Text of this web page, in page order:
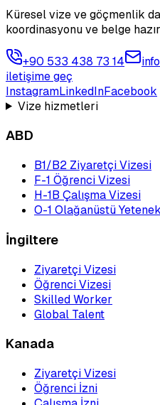
Küresel vize ve göçmenlik
koordinasyonu ve belge
+90 533 438 73 14
iletişime geç
InstagramLinkedInFacebook
Vize hizmetleri
ABD
B1/B2 Ziyaretçi Vizesi
F-1 Öğrenci Vizesi
H-1B Çalışma Vizesi
O-1 Olağanüstü Yetenek
İngiltere
Ziyaretçi Vizesi
Öğrenci Vizesi
Skilled Worker
Global Talent
Kanada
Ziyaretçi Vizesi
Öğrenci İzni